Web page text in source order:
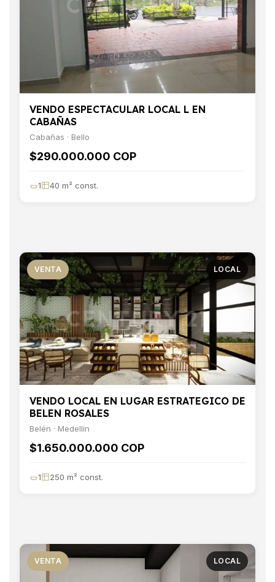
VENDO ESPECTACULAR LOCAL L EN
CABAÑAS
Cabañas · Bello
$290.000.000 COP
1 40 m² const.
VENTA LOCAL
VENDO LOCAL EN LUGAR ESTRATEGICO DE
BELEN ROSALES
Belén · Medellín
$1.650.000.000 COP
1 250 m² const.
VENTA LOCAL